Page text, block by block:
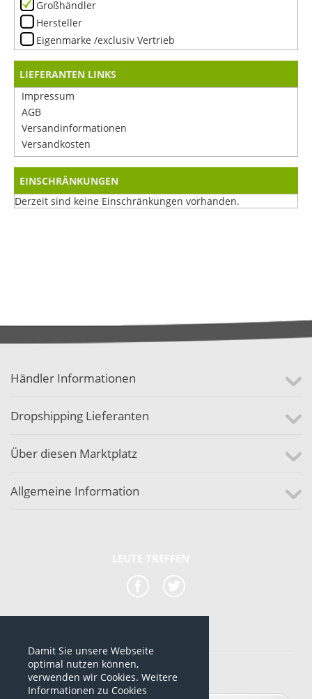
Großhändler
Hersteller
Eigenmarke /exclusiv Vertrieb
LIEFERANTEN LINKS
Impressum
AGB
Versandinformationen
Versandkosten
EINSCHRÄNKUNGEN
Derzeit sind keine Einschränkungen vorhanden.
Händler Informationen
Dropshipping Lieferanten
Über diesen Marktplatz
Allgemeine Information
*alle Preise sind netto Preise
© 2012-2026 www.dropshipping-marktplatz.de
Damit Sie unsere Webseite
optimal nutzen können,
verwenden wir Cookies. Weitere
Informationen zu Cookies